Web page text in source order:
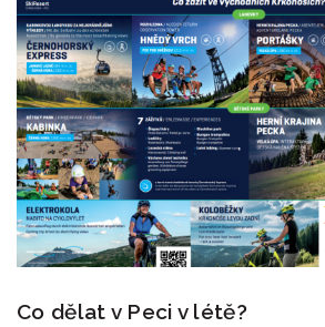
Co dělat v Peci v létě?